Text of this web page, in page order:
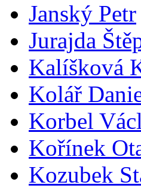
Janský Petr
Jurajda
Kalíšková
Kolář
Korbel
Kořínek
Kozubek